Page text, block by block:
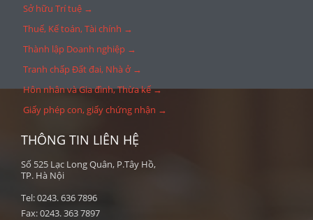
Sở hữu Trí tuệ →
Thuế, Kế toán, Tài chính →
Thành lập Doanh nghiệp →
Tranh chấp Đất đai, Nhà ở →
Hôn nhân và Gia đình, Thừa kế →
Giấy phép con, giấy chứng nhận →
THÔNG TIN LIÊN HỆ
Số 525 Lạc Long Quân, P.Tây Hồ,
TP. Hà Nội
Tel: 0243. 636 7896
Fax: 0243. 363 7897